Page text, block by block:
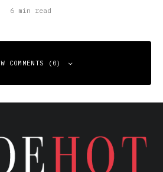
6 min read
COMMENTS (0)
not be published.
Required fields